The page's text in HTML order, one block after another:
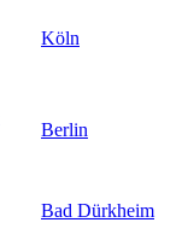
Köln
Berlin
Bad Dürkheim